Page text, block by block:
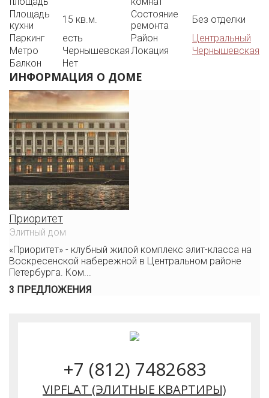
Площадь
кухни
15 кв.м.
Состояние
ремонта
Без отделки
Паркинг
есть Район
Центральный
Метро
Чернышевская Локация
Чернышевская
Балкон
Нет
ИНФОРМАЦИЯ О ДОМЕ
Приоритет
Элитный дом
«Приоритет» - клубный жилой комплекс элит-класса на
Воскресенской набережной в Центральном районе
Петербурга. Ком...
3 ПРЕДЛОЖЕНИЯ
+7 (812) 7482683
VIPFLAT (ЭЛИТНЫЕ КВАРТИРЫ)